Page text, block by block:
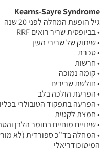
Kearns-Sayre Syndrome
גיל הופעת המחלה לפני 20 שנה
• בביופסית שריר רואים RRF
• שיתוק של שרירי העין
• סכרת
• חרשות
• קומה נמוכה
• חולשת שרירים
• הפרעת הולכה בלב
• הפרעה בתפקוד הטובולרי
• חמצת לקטית
• שינויים מוחיים בחומר הלבן
המיטוכודריאלי